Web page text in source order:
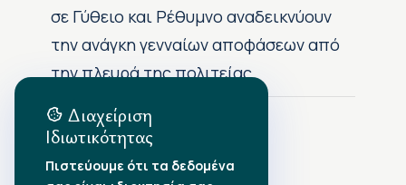
σε Γύθειο και Ρέθυμνο αναδεικνύουν
την ανάγκη γενναίων αποφάσεων από
την πλευρά της πολιτείας
Αρχείο Δημοσιεύσεων
Διαχείριση
Ιδιωτικότητας
Πιστεύουμε ότι τα δεδομένα